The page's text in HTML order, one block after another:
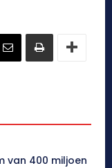
van 400 miljoen